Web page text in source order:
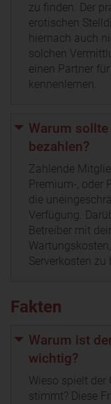
zu finden. Der
erotischen
hiernach auch
solchen
einen Partner
kennenlernen.
Warum
bezahlen?
Zahlende
Premium-, oder
die
Verfügung.
Betreiber mit
Serverkosten zu
Fakten
Warum ist
wichtig?
Wieso spielt der
stimmt? Diese